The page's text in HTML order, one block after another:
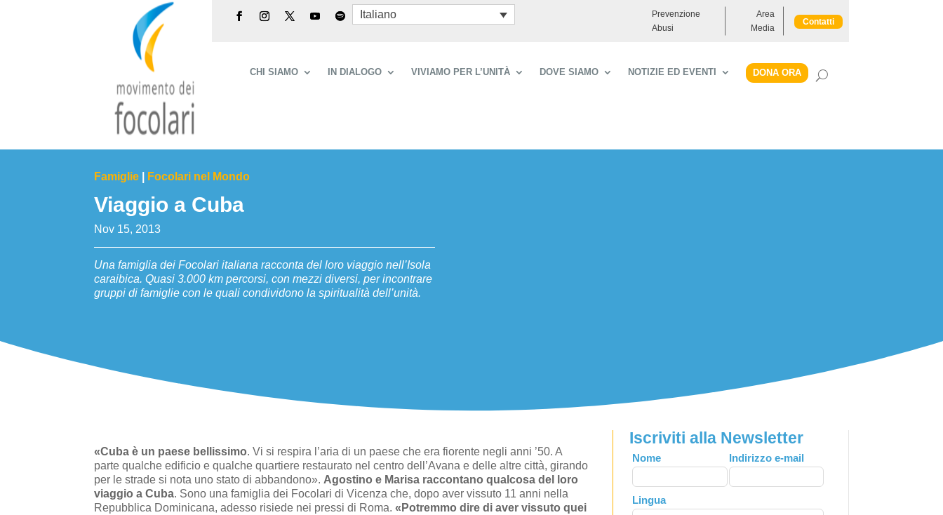
Italiano
Prevenzione
Abusi
Area
Media
Contatti
CHI SIAMO IN DIALOGO VIVIAMO PER L’UNITÀ DOVE SIAMO NOTIZIE ED EVENTI DONA ORA
Famiglie Focolari nel Mondo
Viaggio a Cuba
Nov 15, 2013
Una famiglia dei Focolari italiana racconta del loro viaggio nell’Isola
caraibica. Quasi 3.000 km percorsi, con mezzi diversi, per incontrare
gruppi di famiglie con le quali condividono la spiritualità dell’unità.
«Cuba è un paese bellissimo. Vi si respira l’aria di un paese che era fiorente negli anni ’50. A
parte qualche edificio e qualche quartiere restaurato nel centro dell’Avana e delle altre città, girando
per le strade si nota uno stato di abbandono». Agostino e Marisa raccontano qualcosa del loro
viaggio a Cuba. Sono una famiglia dei Focolari di Vicenza che, dopo aver vissuto 11 anni nella
Repubblica Dominicana, adesso risiede nei pressi di Roma.«Potremmo dire di aver vissuto quei
Iscriviti alla Newsletter
Leave
this
field
blank
Nome Indirizzo e-mail
Lingua